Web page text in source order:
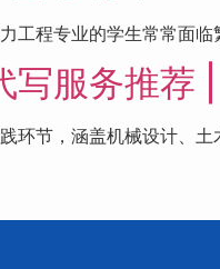
工程专业的学生常常面
写服务推荐
环节，涵盖机械设计、